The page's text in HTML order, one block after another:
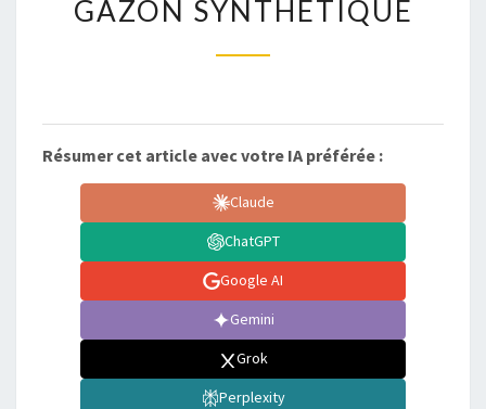
DE
SYNTHÉTIQUE
GAZON SYNTHÉTIQUE
Résumer cet article avec votre IA préférée :
Claude
ChatGPT
Google AI
Gemini
Grok
Perplexity